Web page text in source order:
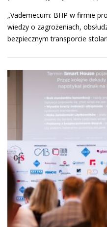
„Vademecum: BHP w firmie
wiedzy o zagrożeniach,
bezpiecznym transporcie